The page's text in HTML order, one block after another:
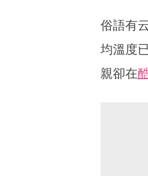
俗語有
均溫度
親卻在